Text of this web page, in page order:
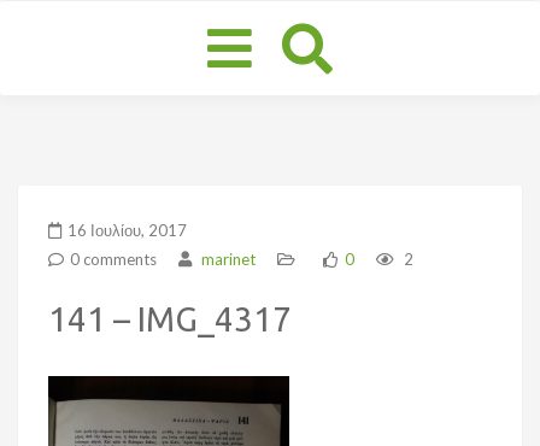
Toggle
navigation
16 Ιουλίου, 2017
0 comments
marinet 0 2
141 – IMG_4317